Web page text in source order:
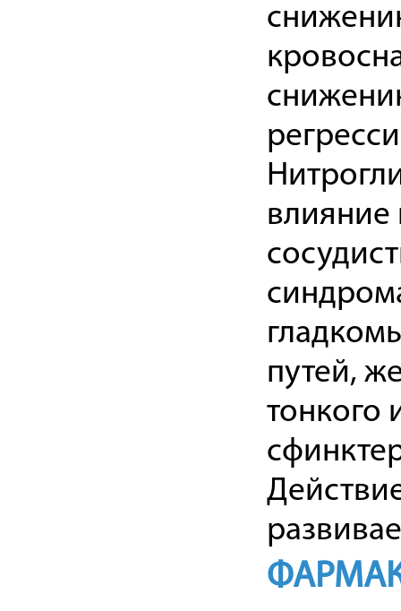
влияние
путей,
тонкого